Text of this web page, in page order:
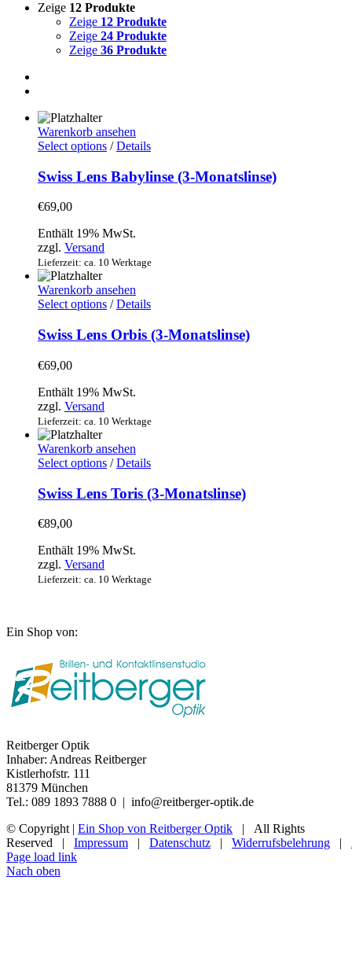
Zeige 12 Produkte
Zeige 12 Produkte
Zeige 24 Produkte
Zeige 36 Produkte
Warenkorb ansehen
Select options / Details
Swiss Lens Babylinse (3-Monatslinse)
€69,00
Enthält 19% MwSt.
zzgl. Versand
Lieferzeit: ca. 10 Werktage
Warenkorb ansehen
Select options / Details
Swiss Lens Orbis (3-Monatslinse)
€69,00
Enthält 19% MwSt.
zzgl. Versand
Lieferzeit: ca. 10 Werktage
Warenkorb ansehen
Select options / Details
Swiss Lens Toris (3-Monatslinse)
€89,00
Enthält 19% MwSt.
zzgl. Versand
Lieferzeit: ca. 10 Werktage
Ein Shop von:
Reitberger Optik
Inhaber: Andreas Reitberger
Kistlerhofstr. 111
81379 München
Tel.: 089 1893 7888 0 | info@reitberger-optik.de
© Copyright | Ein Shop von Reitberger Optik | All Rights
Reserved | Impressum | Datenschutz | Widerrufsbelehrung |
Page load link
Nach oben